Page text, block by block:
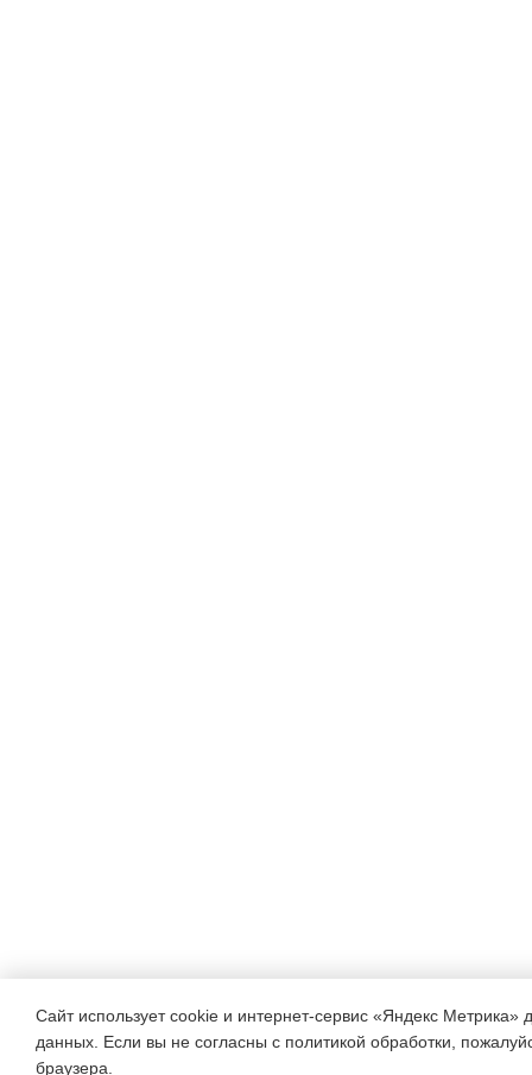
Сайт использует cookie и интернет-сервис «Яндекс Метрика»
данных. Если вы не согласны с политикой обработки,
браузера.